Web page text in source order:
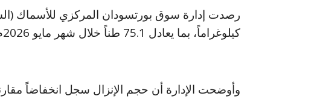
كيلوغراماً، بما يعادل 75.1 طناً خلال شهر مايو 2026م، بمتوسط إنزال يومي بلغ 2.4 طن.
وأوضحت الإدارة أن حجم الإنزال سجل انخفاضاً